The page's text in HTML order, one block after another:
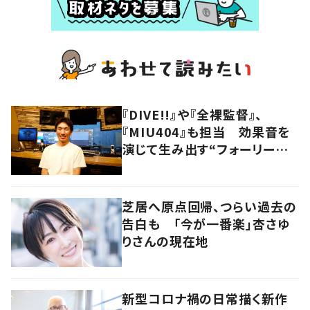
『DIVE!!』や『全裸監督』、
『MIU404』も担当 効果音を
演じて生み出す“フォーリーア
芝居へ原点回帰、つらい過去の
告白も 「今が一番楽」杏さゆ
りさんの現在地
新型コロナ禍の日常描く新作